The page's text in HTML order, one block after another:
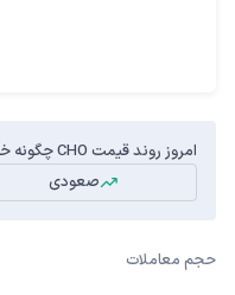
امروز روند قیمت CHO چگونه خواهد بود؟
صعودی
حجم معاملات